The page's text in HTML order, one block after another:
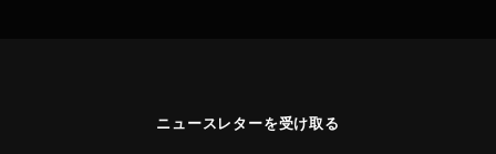
ニュースレターを受け取る